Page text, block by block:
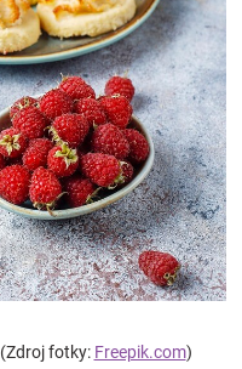
fotky: Freepik.com)